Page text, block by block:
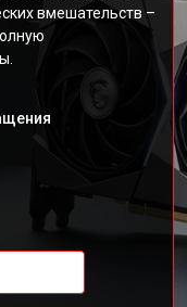
вмешательств –